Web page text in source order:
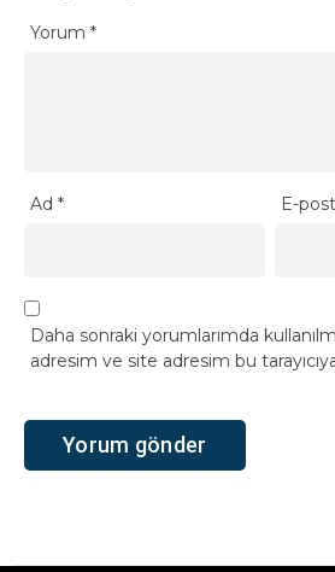
Yorum *
Ad * E-
Daha sonraki yorumlarımda
adresim ve site adresim bu